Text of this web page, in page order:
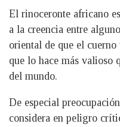
El rinoceronte africano
a la creencia entre
oriental de que el
que lo hace más valioso
del mundo.
De especial
considera en peligro